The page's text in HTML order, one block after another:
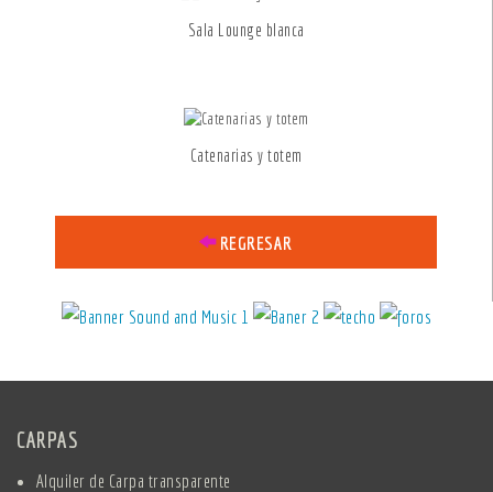
Sala Lounge blanca
Catenarias y totem
REGRESAR
CARPAS
Alquiler de Carpa transparente